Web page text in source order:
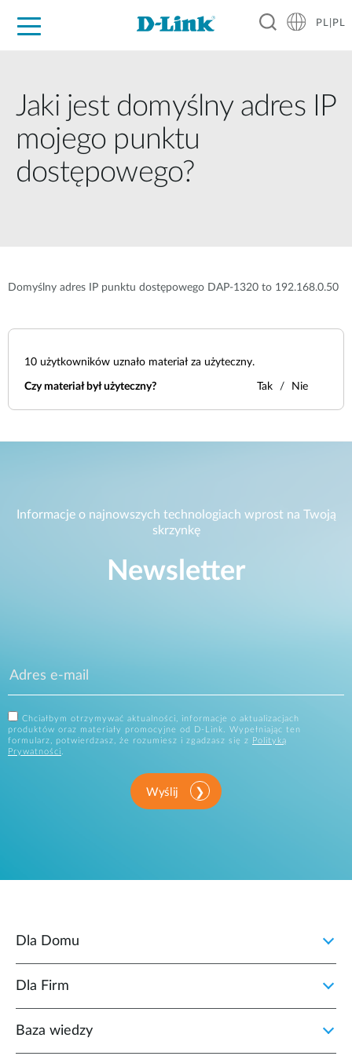
PL|PL
Jaki jest domyślny adres IP
mojego punktu
dostępowego?
Domyślny adres IP punktu dostępowego DAP-1320 to 192.168.0.50
10 użytkowników uznało materiał za użyteczny.
Czy materiał był użyteczny? Tak Nie
Informacje o najnowszych technologiach wprost na Twoją
skrzynkę
Newsletter
Chciałbym otrzymywać aktualności, informacje o aktualizacjach
produktów oraz materiały promocyjne od D-Link. Wypełniając ten
formularz, potwierdzasz, że rozumiesz i zgadzasz się z
Polityką
Prywatności.
Wyślij
Dla Domu
Dla Firm
Baza wiedzy